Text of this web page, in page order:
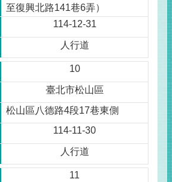
至復興北路141巷6弄）
114-12-31
人行道
10
臺北市松山區
松山區八德路4段17巷東側
114-11-30
人行道
11